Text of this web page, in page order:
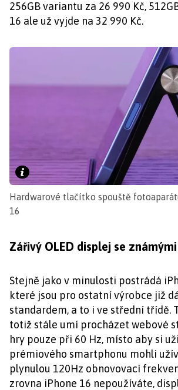
256GB variantu za 26 990 Kč,
16 ale už vyjde na 32 990 Kč.
Hardwarové tlačítko spouště
16
Zářivý OLED displej se
Stejně jako v minulosti postrádá
které jsou pro ostatní výrobce již
standardem, a to i ve střední třídě.
totiž stále umí procházet webové
hry pouze při 60 Hz, místo aby si
prémiového smartphonu mohli
plynulou 120Hz obnovovací
zrovna iPhone 16 nepoužíváte,